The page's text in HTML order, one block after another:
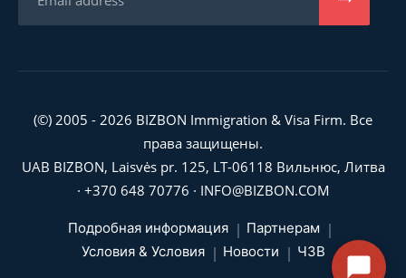
(©) 2005 - 2026 BIZBON Immigration & Visa Firm. Все
права защищены.
UAB BIZBON, Laisvės pr. 125, LT-06118 Вильнюс, Литва
· +370 648 70776 · INFO@BIZBON.COM
Подробная информация
Партнерам
Условия & Условия
Новости ЧЗВ